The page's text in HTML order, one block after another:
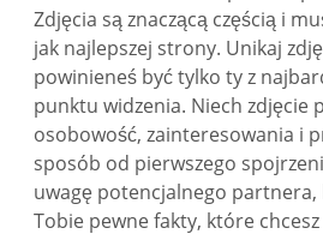
Zdjęcia są znaczącą częścią i
jak najlepszej strony. Unikaj
powinieneś być tylko ty z
punktu widzenia. Niech zdjęcie
osobowość, zainteresowania i
sposób od pierwszego
uwagę potencjalnego
Tobie pewne fakty, które